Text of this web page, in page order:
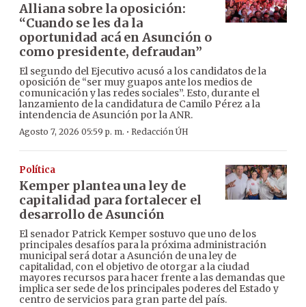
Alliana sobre la oposición:
“Cuando se les da la
oportunidad acá en Asunción o
como presidente, defraudan”
El segundo del Ejecutivo acusó a los candidatos de la
oposición de “ser muy guapos ante los medios de
comunicación y las redes sociales”. Esto, durante el
lanzamiento de la candidatura de Camilo Pérez a la
intendencia de Asunción por la ANR.
Agosto 7, 2026 05:59 p. m. · Redacción ÚH
Política
Kemper plantea una ley de
capitalidad para fortalecer el
desarrollo de Asunción
El senador Patrick Kemper sostuvo que uno de los
principales desafíos para la próxima administración
municipal será dotar a Asunción de una ley de
capitalidad, con el objetivo de otorgar a la ciudad
mayores recursos para hacer frente a las demandas que
implica ser sede de los principales poderes del Estado y
centro de servicios para gran parte del país.